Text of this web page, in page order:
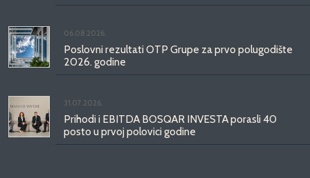
06.08.2026.
Poslovni rezultati OTP Grupe za prvo polugodište
2026. godine
31.07.2026.
Prihodi i EBITDA BOSQAR INVESTA porasli 40
posto u prvoj polovici godine